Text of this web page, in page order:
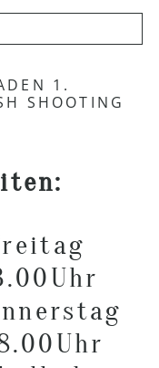
or shared.
1.
SHOOTING